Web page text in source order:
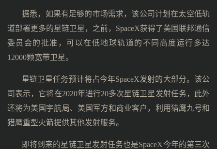
据悉，如果有足够的市场需求，该公司计划在太空低轨
道部署更多的星链卫星，之前，SpaceX获得了美国联邦通信
委员会的批准，可以在低地球轨道的不同高度运行多达
12000颗宽带卫星。
星链卫星任务预计将占今年SpaceX发射的大部分。该公
司表示，它将在2020年进行20多次星链卫星发射任务，此外
还将为美国宇航局、美国军方和商业客户，利用猎鹰九号和
猎鹰重型火箭提供其他发射服务。
即将到来的星链卫星发射任务也是SpaceX今年的第三次